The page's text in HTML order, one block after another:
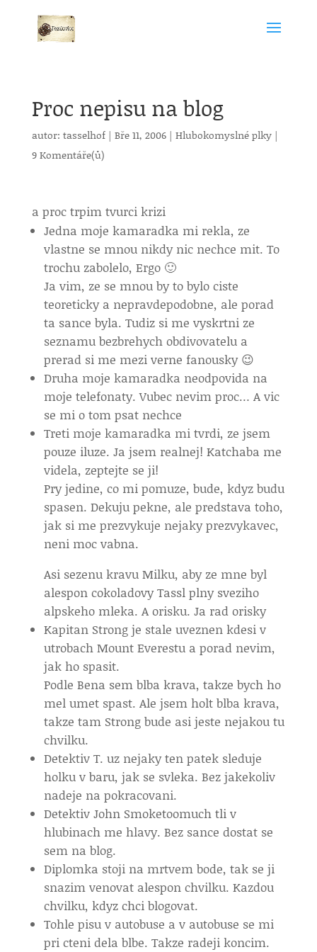
Proc nepisu na blog
autor: tasselhof| Bře 11, 2006| Hlubokomyslné plky|
9 Komentáře(ů)
a proc trpim tvurci krizi
Jedna moje kamaradka mi rekla, ze
vlastne se mnou nikdy nic nechce mit. To
trochu zabolelo, Ergo 🙂
Ja vim, ze se mnou by to bylo ciste
teoreticky a nepravdepodobne, ale porad
ta sance byla. Tudiz si me vyskrtni ze
seznamu bezbrehych obdivovatelu a
prerad si me mezi verne fanousky 😉
Druha moje kamaradka neodpovida na
moje telefonaty. Vubec nevim proc… A vic
se mi o tom psat nechce
Treti moje kamaradka mi tvrdi, ze jsem
pouze iluze. Ja jsem realnej! Katchaba me
videla, zeptejte se ji!
Pry jedine, co mi pomuze, bude, kdyz budu
spasen. Dekuju pekne, ale predstava toho,
jak si me prezvykuje nejaky prezvykavec,
neni moc vabna.
Asi sezenu kravu Milku, aby ze mne byl
alespon cokoladovy Tassl plny sveziho
alpskeho mleka. A orisku. Ja rad orisky
Kapitan Strong je stale uveznen kdesi v
utrobach Mount Everestu a porad nevim,
jak ho spasit.
Podle Bena sem blba krava, takze bych ho
mel umet spast. Ale jsem holt blba krava,
takze tam Strong bude asi jeste nejakou tu
chvilku.
Detektiv T. uz nejaky ten patek sleduje
holku v baru, jak se svleka. Bez jakekoliv
nadeje na pokracovani.
Detektiv John Smoketoomuch tli v
hlubinach me hlavy. Bez sance dostat se
sem na blog.
Diplomka stoji na mrtvem bode, tak se ji
snazim venovat alespon chvilku. Kazdou
chvilku, kdyz chci blogovat.
Tohle pisu v autobuse a v autobuse se mi
pri cteni dela blbe. Takze radeji koncim.